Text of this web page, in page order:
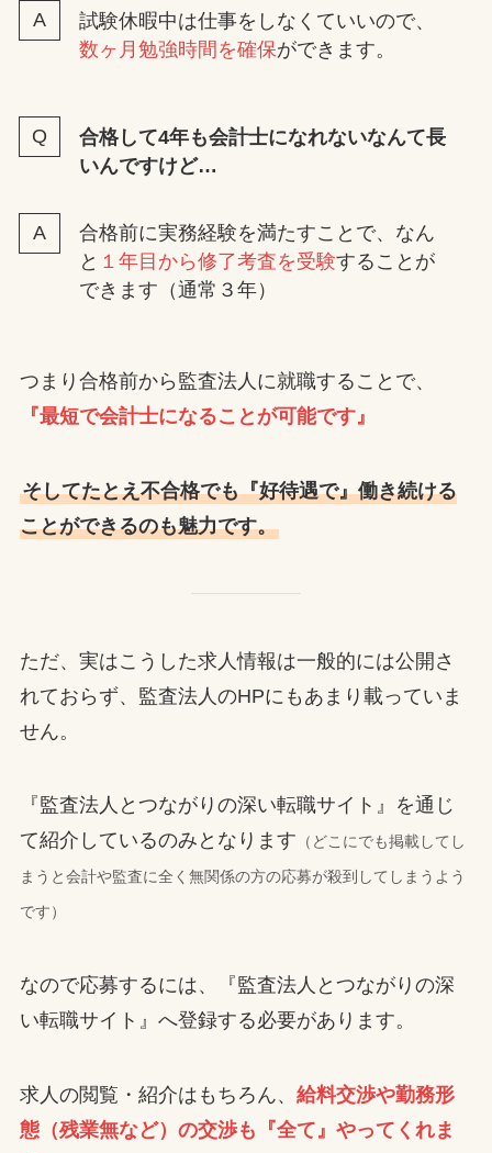
試験休暇中は仕事をしなくていいので、
数ヶ月勉強時間を確保ができます。
合格して4年も会計士になれないなんて長
いんですけど…
合格前に実務経験を満たすことで、なん
と １年目から修了考査を受験することが
できます（通常３年）
つまり合格前から監査法人に就職することで、
『最短で会計士になることが可能です』
そしてたとえ不合格でも『好待遇で』働き続ける
ことができるのも魅力です。
ただ、実はこうした求人情報は一般的には公開さ
れておらず、監査法人のHPにもあまり載っていま
せん。
『監査法人とつながりの深い転職サイト』を通じ
て紹介しているのみとなります （どこにでも掲載してし
まうと会計や監査に全く無関係の方の応募が殺到してしまうよう
です）
なので応募するには、『監査法人とつながりの深
い転職サイト』へ登録する必要があります。
求人の閲覧・紹介はもちろん、 給料交渉や勤務形
態（残業無など）の交渉も『全て』やってくれま